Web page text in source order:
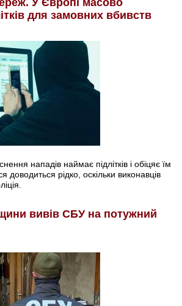
для замовних вбивств
нападів наймає підлітків і обіцяє їм
доводиться рідко, оскільки виконавців
вивів СБУ на потужний